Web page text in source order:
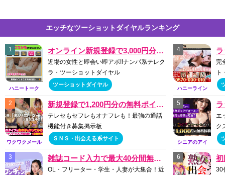
エッチなツーショットダイヤルランキング
ハニートーク
オンライン新規登録で3,000円分無料お試しあり
近場の女性と即会い即アポ!!ナンパ系テレク
ラ・ツーショットダイヤル
ツーショットダイヤル
ワクワクメール
新規登録で1,200円分の無料ポイント付き
テレセもセフレもオナフレも！最強の通話
機能付き募集掲示板
ＳＮＳ・出会える系サイト
雑誌コード入力で最大40分間無料お試しあり
OL・フリーター・学生・人妻が大集合！近
ハニーライン
完
ト
シニアのアイ
エ
ク
30